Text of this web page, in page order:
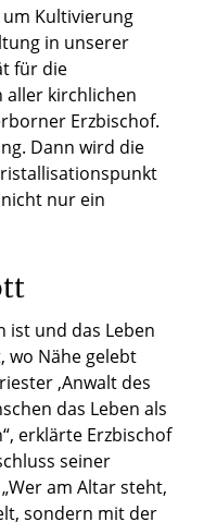
um Kultivierung
in unserer
für die
aller kirchlichen
Erzbischof.
Dann wird die
nur ein
ist und das Leben
wo Nähe gelebt
‚Anwalt des
das Leben als
erklärte Erzbischof
seiner
am Altar steht,
sondern mit der